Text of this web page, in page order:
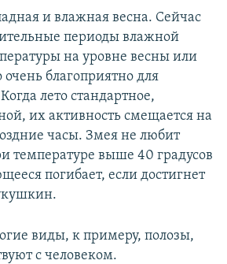
и влажная весна. Сейчас
периоды влажной
на уровне весны или
благоприятно для
лето стандартное,
их активность смещается на
часы. Змея не любит
температуре выше 40 градусов
погибает, если достигнет
виды, к примеру, полозы,
с человеком.